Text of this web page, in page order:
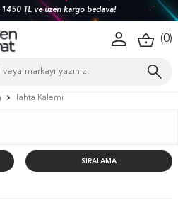
TL ve üzeri kargo bedava!
(0)
Tahta Kalemi
SIRALAMA